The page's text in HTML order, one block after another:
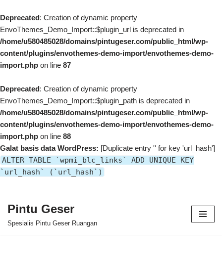
Deprecated: Creation of dynamic property
EnvoThemes_Demo_Import::$plugin_url is deprecated in
/home/u580485028/domains/pintugeser.com/public_html/wp-
content/plugins/envothemes-demo-import/envothemes-demo-
import.php on line 87
Deprecated: Creation of dynamic property
EnvoThemes_Demo_Import::$plugin_path is deprecated in
/home/u580485028/domains/pintugeser.com/public_html/wp-
content/plugins/envothemes-demo-import/envothemes-demo-
import.php on line 88
Galat basis data WordPress: [Duplicate entry '' for key 'url_hash']
ALTER TABLE `wpmi_blc_links` ADD UNIQUE KEY
`url_hash` (`url_hash`)
Lompat
Pintu Geser
Spesialis Pintu Geser Ruangan